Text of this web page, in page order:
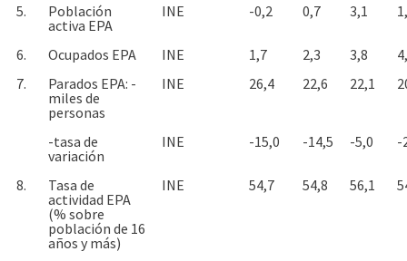
5.
Población
activa EPA
INE -0,2 0,7 3,1
6. Ocupados EPA INE 1,7 2,3 3,8
7.
Parados EPA: -
miles de
personas
INE 26,4 22,6 22,1
-tasa de
variación
INE -15,0 -14,5 -5,0 -
8.
Tasa de
actividad EPA
(% sobre
población de 16
años y más)
INE 54,7 54,8 56,1